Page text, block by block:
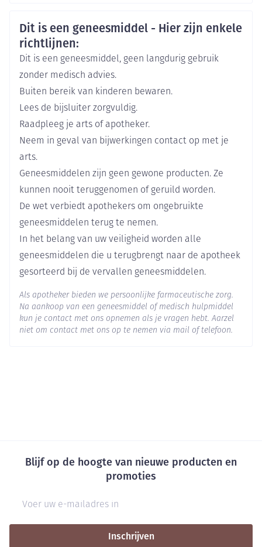
Aanbevolen dosering: 200 mg per dag, in twee
innamen
Maximale dosering: 400 mg per dag, in één of twee
innamen
Met of zonder voedsel
Merken Eurogenerics (EG)
Breedte
56 mm
Hoeveelheid
Verpakking
60
Actieve
Ingrediënten
celecoxib
Behoud Kamertemperatuur (15°C - 25°C)
Veiligheidsinformatie
Dit is een geneesmiddel - Hier zijn enkele
richtlijnen:
Dit is een geneesmiddel, geen langdurig gebruik
zonder medisch advies.
Buiten bereik van kinderen bewaren.
Lees de bijsluiter zorgvuldig.
Raadpleeg je arts of apotheker.
Neem in geval van bijwerkingen contact op met je
arts.
Geneesmiddelen zijn geen gewone producten. Ze
kunnen nooit teruggenomen of geruild worden.
De wet verbiedt apothekers om ongebruikte
geneesmiddelen terug te nemen.
In het belang van uw veiligheid worden alle
geneesmiddelen die u terugbrengt naar de apotheek
gesorteerd bij de vervallen geneesmiddelen.
Als apotheker bieden we persoonlijke farmaceutische zorg.
Na aankoop van een geneesmiddel of medisch hulpmiddel
kun je contact met ons opnemen als je vragen hebt. Aarzel
niet om contact met ons op te nemen via mail of telefoon.
Blijf op de hoogte van nieuwe producten en
promoties
Inschrijven